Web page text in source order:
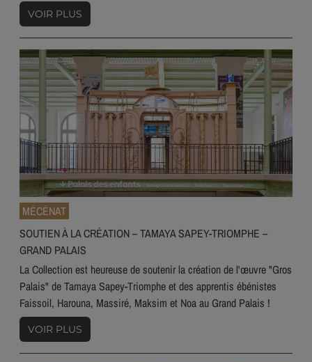
VOIR PLUS
MÉCÉNAT
SOUTIEN À LA CRÉATION – TAMAYA SAPEY-TRIOMPHE –
GRAND PALAIS
La Collection est heureuse de soutenir la création de l'œuvre "Gros
Palais" de Tamaya Sapey-Triomphe et des apprentis ébénistes
Faissoil, Harouna, Massiré, Maksim et Noa au Grand Palais !
VOIR PLUS